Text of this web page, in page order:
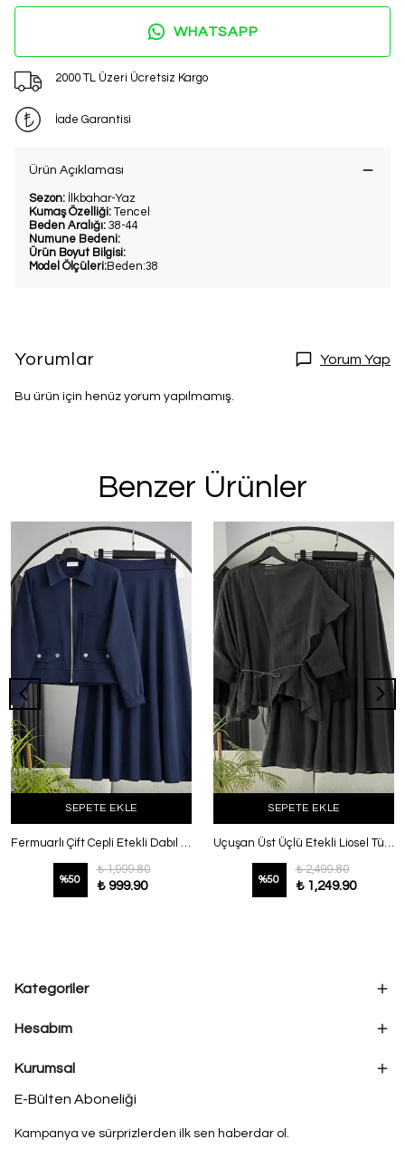
WHATSAPP
2000 TL Üzeri Ücretsiz Kargo
İade Garantisi
Ürün Açıklaması
Sezon: İlkbahar-Yaz
Kumaş Özelliği: Tencel
Beden Aralığı: 38-44
Numune Bedeni:
Ürün Boyut Bilgisi:
Model Ölçüleri:Beden:38
Yorumlar Yorum Yap
Bu ürün için henüz yorum yapılmamış.
Benzer Ürünler
SEPETE EKLE
Fermuarlı Çift Cepli Etekli Dabıl Takım Lacivert
%50
₺ 1,999.80
₺ 999.90
SEPETE EKLE
Uçuşan Üst Üçlü Etekli Liosel Tül Takım Füme
%50
₺ 2,499.80
₺ 1,249.90
Kategoriler
Hesabım
Kurumsal
E-Bülten Aboneliği
Kampanya ve sürprizlerden ilk sen haberdar ol.